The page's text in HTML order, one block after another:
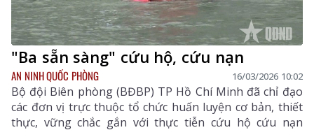
"Ba sẵn sàng" cứu hộ, cứu nạn
AN NINH QUỐC PHÒNG 16/03/2026 10:02
Bộ đội Biên phòng (BĐBP) TP Hồ Chí Minh đã chỉ đạo
các đơn vị trực thuộc tổ chức huấn luyện cơ bản, thiết
thực, vững chắc gắn với thực tiễn cứu hộ cứu nạn